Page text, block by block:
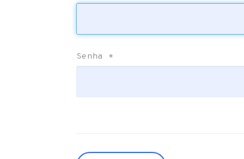
Senha *